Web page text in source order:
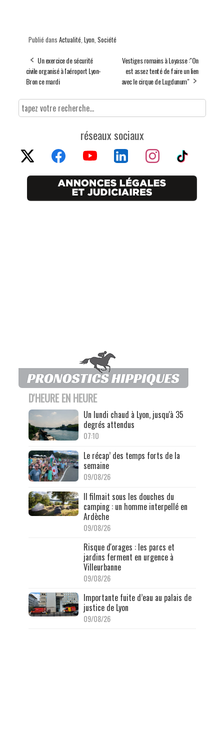
Publié dans Actualité Lyon Société
Un exercice de sécurité
civile organisé à l'aéroport Lyon-
Bron ce mardi
Vestiges romains à Loyasse :"On
est assez tenté de faire un lien
avec le cirque de Lugdunum"
réseaux sociaux
D'HEURE EN HEURE
Un lundi chaud à Lyon, jusqu'à 35
degrés attendus
07:10
Le récap’ des temps forts de la
semaine
09/08/26
Il filmait sous les douches du
camping : un homme interpellé en
Ardèche
09/08/26
Risque d'orages : les parcs et
jardins ferment en urgence à
Villeurbanne
09/08/26
Importante fuite d’eau au palais de
justice de Lyon
09/08/26